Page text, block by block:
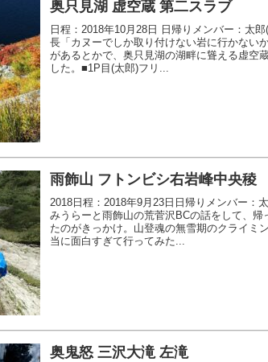
奥只見湖 虚空蔵 第二スラブ
日程：2018年10月28日 日帰りメンバー：太
長「カヌーでしか取り付けない岩に行かない
があるとかで、奥只見湖の湖畔に聳える虚空
した。■1P目(太郎)フリ...
雨飾山 フトンビシ右岩峰中央稜
2018日程：2018年9月23日日帰りメンバー：
みうらーと雨飾山の荒菅沢BCの話をして、帰
たのがきっかけ。山登魂の無雪期のクライミ
当に面白すぎて行ってみた...
奥鬼怒 三沢大滝 左滝